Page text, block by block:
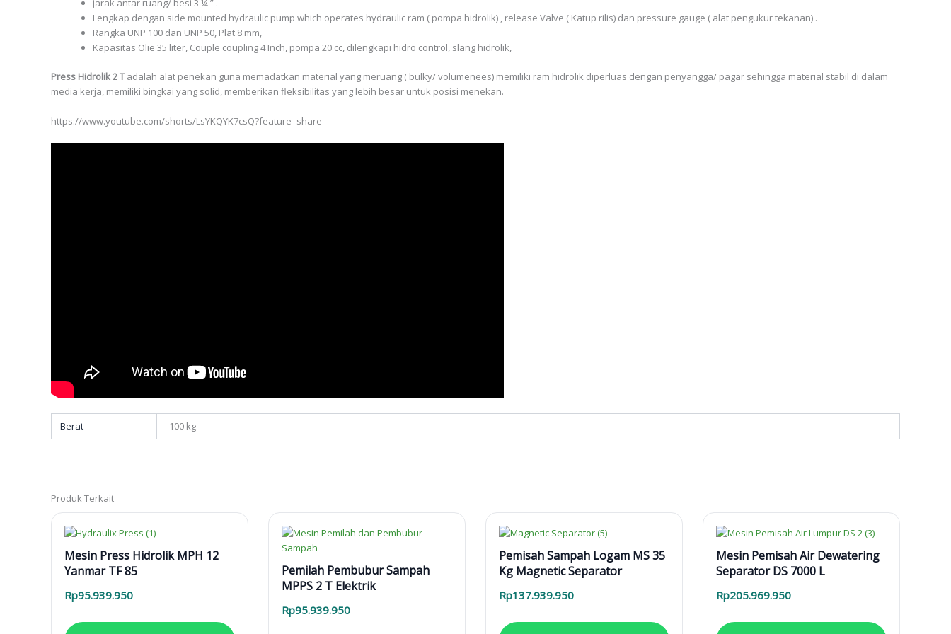
jarak antar ruang/ besi 3 ¼ ” .
Lengkap dengan side mounted hydraulic pump which operates hydraulic ram ( pompa hidrolik) , release Valve ( Katup rilis) dan pressure gauge ( alat pengukur tekanan) .
Rangka UNP 100 dan UNP 50, Plat 8 mm,
Kapasitas Olie 35 liter, Couple coupling 4 Inch, pompa 20 cc, dilengkapi hidro control, slang hidrolik,
Press Hidrolik 2 Tadalah alat penekan guna memadatkan material yang meruang ( bulky/ volumenees) memiliki ram hidrolik diperluas dengan penyangga/ pagar sehingga material stabil di dalam
media kerja, memiliki bingkai yang solid, memberikan fleksibilitas yang lebih besar untuk posisi menekan.
https://www.youtube.com/shorts/LsYKQYK7csQ?feature=share
Berat 100 kg
Produk Terkait
Mesin Press Hidrolik MPH 12
Yanmar TF 85
Rp95.939.950
Pemilah Pembubur Sampah
MPPS 2 T Elektrik
Rp95.939.950
Pemisah Sampah Logam MS 35
Kg Magnetic Separator
Rp137.939.950
Mesin Pemisah Air Dewatering
Separator DS 7000 L
Rp205.969.950